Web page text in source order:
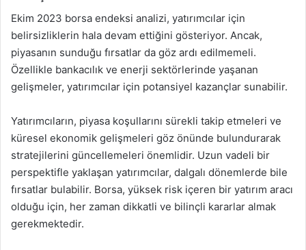
Ekim 2023 borsa endeksi analizi, yatırımcılar için
belirsizliklerin hala devam ettiğini gösteriyor. Ancak,
piyasanın sunduğu fırsatlar da göz ardı edilmemeli.
Özellikle bankacılık ve enerji sektörlerinde yaşanan
gelişmeler, yatırımcılar için potansiyel kazançlar sunabilir.
Yatırımcıların, piyasa koşullarını sürekli takip etmeleri ve
küresel ekonomik gelişmeleri göz önünde bulundurarak
stratejilerini güncellemeleri önemlidir. Uzun vadeli bir
perspektifle yaklaşan yatırımcılar, dalgalı dönemlerde bile
fırsatlar bulabilir. Borsa, yüksek risk içeren bir yatırım aracı
olduğu için, her zaman dikkatli ve bilinçli kararlar almak
gerekmektedir.